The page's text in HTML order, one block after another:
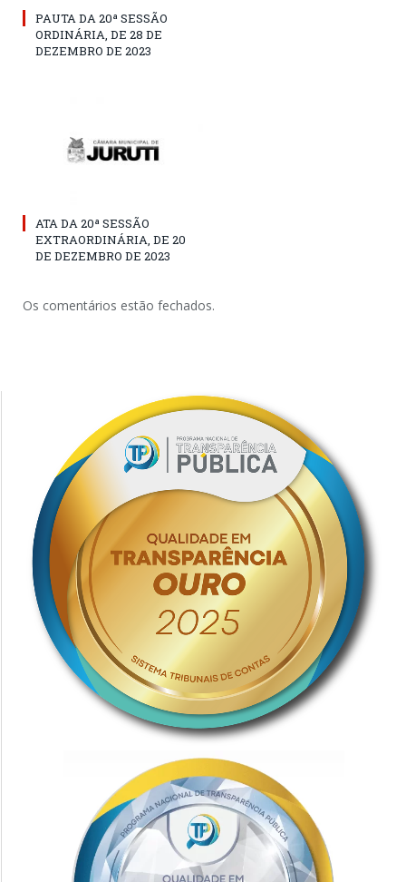
PAUTA DA 20ª SESSÃO
ORDINÁRIA, DE 28 DE
DEZEMBRO DE 2023
ATA DA 20ª SESSÃO
EXTRAORDINÁRIA, DE 20
DE DEZEMBRO DE 2023
Os comentários estão fechados.